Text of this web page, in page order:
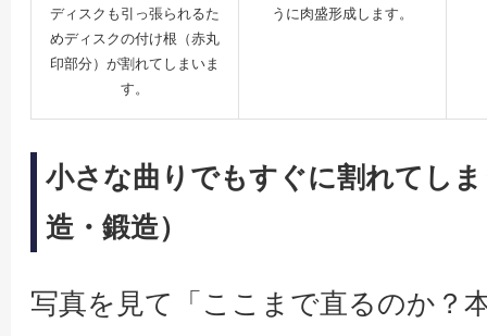
ディスクも引っ張られるた
めディスクの付け根（赤丸
印部分）が割れてしまいま
す。
うに肉盛形成します。
小さな曲りでもすぐに割れてし
造・鍛造）
写真を見て「ここまで直るのか？